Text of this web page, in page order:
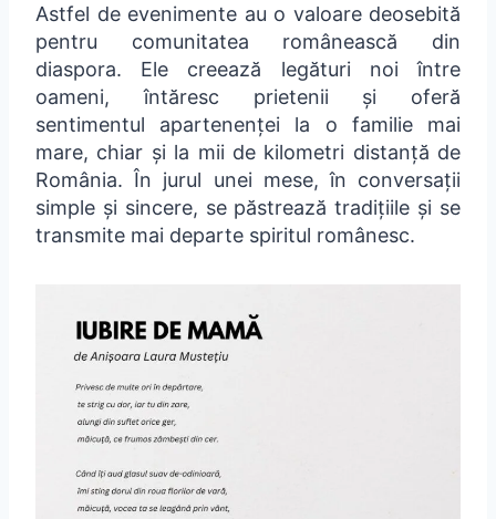
Astfel de evenimente au o valoare deosebită
pentru comunitatea românească din
diaspora. Ele creează legături noi între
oameni, întăresc prietenii și oferă
sentimentul apartenenței la o familie mai
mare, chiar și la mii de kilometri distanță de
România. În jurul unei mese, în conversații
simple și sincere, se păstrează tradițiile și se
transmite mai departe spiritul românesc.